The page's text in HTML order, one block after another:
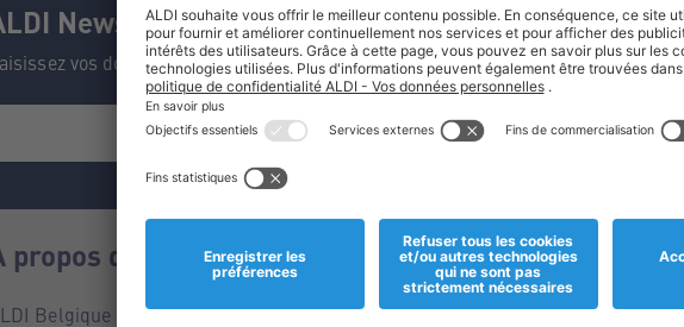
Newsletter
vos données et ne manquez aucune de nos offres.
propos de nous
Belgique
Informations
Magasins